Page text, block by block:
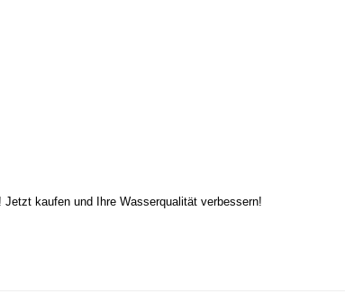
kaufen und Ihre Wasserqualität verbessern!